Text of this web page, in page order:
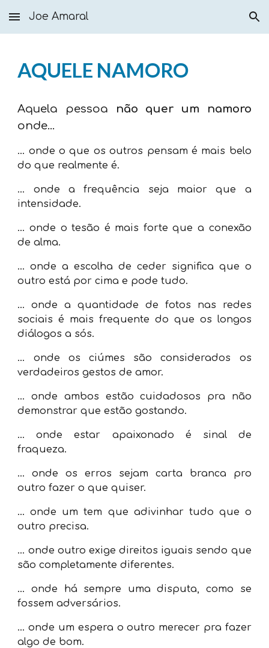
Skip to main content Skip to navigation
Joe Amaral
AQUELE NAMORO
Aquela pessoa
não quer um namoro
onde...
... ondeo que os outros pensam é mais belo
do que realmente é.
... ondea frequência seja maior que a
intensidade.
... onde o tesão é mais forte que a conexão
de alma.
... ondea escolha de ceder significa que o
outro está por cima e pode tudo.
... ondea quantidade de fotos nas redes
sociais é mais frequente do que os longos
diálogos a sós.
... onde os ciúmes são considerados os
verdadeiros gestos de amor.
... onde ambos estão cuidadosos pra não
demonstrar que estão gostando.
... ondeestar apaixonado é sinal de
fraqueza.
...onde os erros sejam carta branca pro
outro fazer o que quiser.
...onde um tem que adivinhar tudo que o
outro precisa.
... onde outro exige direitos iguais sendo que
são completamente diferentes.
...onde há sempre uma disputa, como se
fossem adversários.
...onde um espera o outro merecer pra fazer
algo de bom.